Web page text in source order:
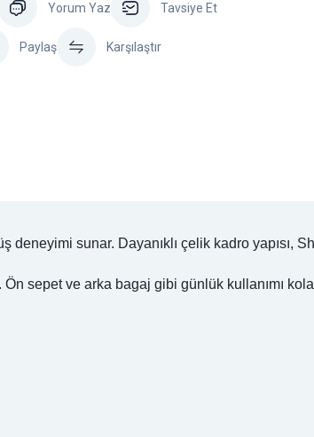
Yorum Yaz Tavsiye Et
Paylaş Karşılaştır
sunar. Dayanıklı çelik kadro yapısı,
sepet ve arka bagaj gibi günlük kullanımı